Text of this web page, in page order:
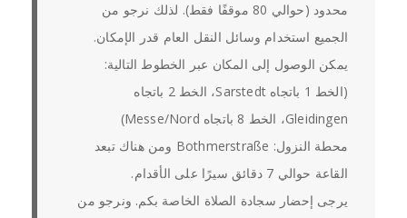
محدود (حوالي 80 موقفًا فقط). لذلك نرجو من
الجميع استخدام وسائل النقل العام قدر الإمكان.
يمكن الوصول إلى المكان عبر الخطوط التالية:
(الخط 1 باتجاه Sarstedt، الخط 2 باتجاه
Gleidingen، الخط 8 باتجاه Messe/Nord)
محطة النزول: Bothmerstraße ومن هناك تبعد
القاعة حوالي 7 دقائق سيرًا على الأقدام.
يرجى إحضار سجادة الصلاة الخاصة بكم. ونرجو من